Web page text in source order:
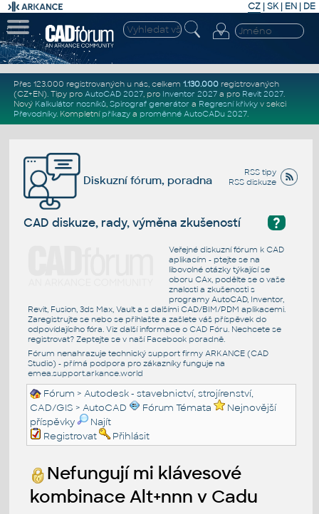
CZ | SK| EN | DE
Přes 123.000 registrovaných u nás, celkem 1.130.000registrovaných
(CZ+EN). Tipy pro AutoCAD 2027, pro Inventor 2027a pro Revit 2027.
Nový Kalkulátor nosníků, Spirograf generátor a Regresní křivkyv sekci
Převodníky. Kompletní příkazya proměnné AutoCADu 2027.
RSS tipy
RSS diskuze
Diskuzní fórum, poradna
?
CAD diskuze, rady, výměna zkušeností
Veřejné diskuzní fórum k CAD
aplikacím - ptejte se na
libovolné otázky týkající se
oboru CAx, podělte se o vaše
znalosti a zkušenosti s
programy AutoCAD, Inventor,
Revit, Fusion, 3ds Max, Vault a s dalšími CAD/BIM/PDM aplikacemi.
Zaregistrujte se nebo se přihlašte a zašlete váš příspěvek do
odpovídajícího fóra. Viz další informace o CAD Fóru. Nechcete se
registrovat? Zeptejte se v naší Facebook poradně.
Fórum nenahrazuje technický support firmy ARKANCE (CAD
Studio) - přímá podpora pro zákazníky funguje na
emea.support.arkance.world
Fórum >Autodesk - stavebnictví, strojírenství,
CAD/GIS >AutoCAD Fórum Témata
Nejnovější
příspěvky
Najít
Registrovat
Přihlásit
Nefungují mi klávesové
kombinace Alt+nnn v Cadu